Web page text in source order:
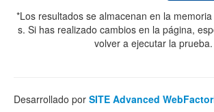
*Los resultados se almacenan en la
s. Si has realizado cambios en la página,
volver a ejecutar la prueba.
Desarrollado por SITE Advanced